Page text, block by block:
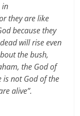
in
they are like
because they
will rise even
the bush,
the God of
is not God of the
alive”.